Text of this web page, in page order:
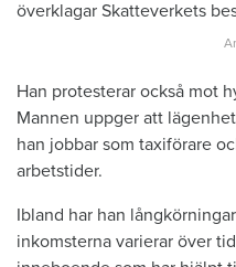
överklagar Skatteverkets
Han protesterar också mot
Mannen uppger att
han jobbar som taxiförare
arbetstider.
Ibland har han
inkomsterna varierar över